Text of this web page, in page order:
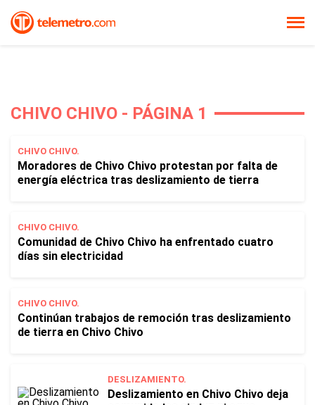
CHIVO CHIVO - PÁGINA 1
CHIVO CHIVO.
Moradores de Chivo Chivo protestan por falta de
energía eléctrica tras deslizamiento de tierra
CHIVO CHIVO.
Comunidad de Chivo Chivo ha enfrentado cuatro
días sin electricidad
CHIVO CHIVO.
Continúan trabajos de remoción tras deslizamiento
de tierra en Chivo Chivo
DESLIZAMIENTO.
Deslizamiento en Chivo Chivo deja